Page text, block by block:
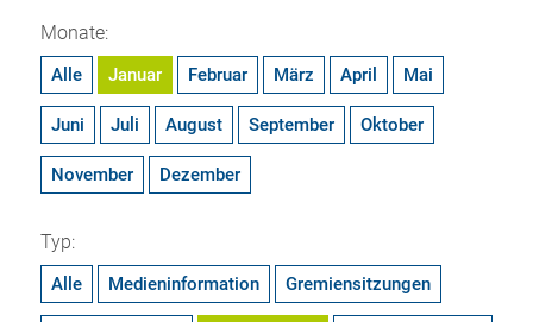
Monate:
Alle Januar Februar März April Mai
Juni Juli August September Oktober
November Dezember
Typ:
Alle Medieninformation Gremiensitzungen